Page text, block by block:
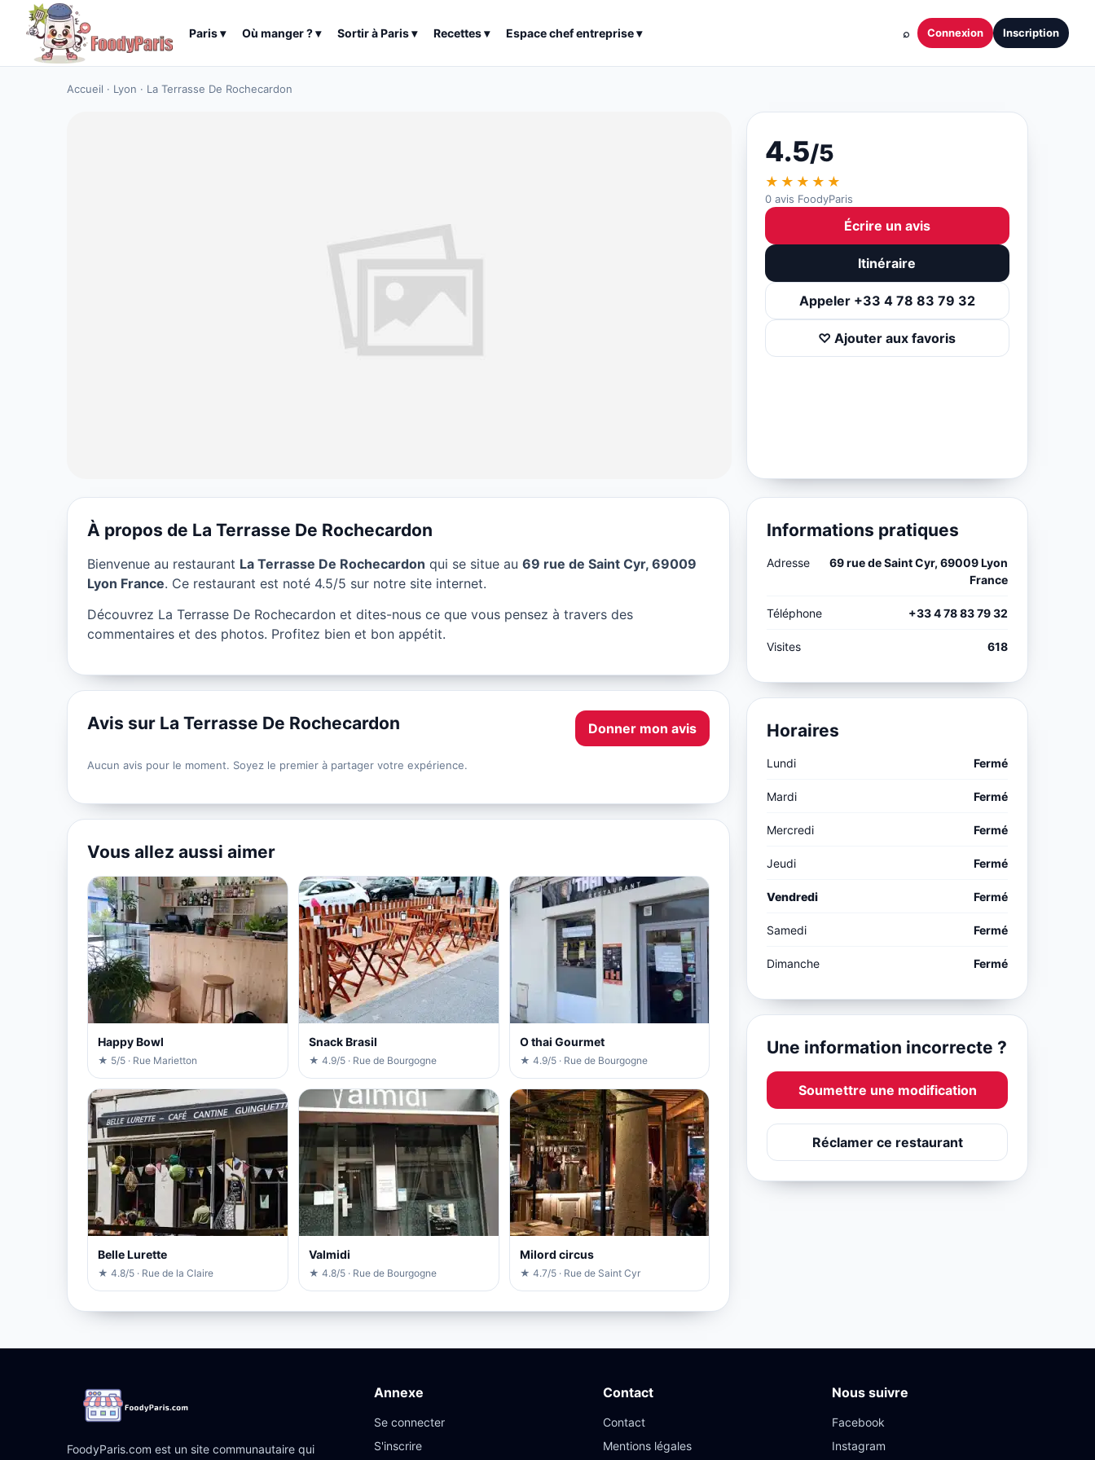
Paris▾ Où manger ?▾ Sortir àParis▾ Recettes▾ Espace chef entreprise▾ ⌕ Connexion Inscription
Accueil · Lyon · La Terrasse De Rochecardon
La Terrasse De Rochecardon à
Lyon
4.5/5
★★★★★
0 avis FoodyParis
Écrire un avis
Itinéraire
Appeler +33 4 78 83 79 32
♡ Ajouter aux favoris
À propos de La Terrasse De Rochecardon
Bienvenue au restaurant La Terrasse De Rochecardon qui se situe au 69 rue de Saint Cyr, 69009
Lyon France. Ce restaurant est noté 4.5/5 sur notre site internet.
Découvrez La Terrasse De Rochecardon et dites-nous ce que vous pensez à travers des
commentaires et des photos. Profitez bien et bon appétit.
Avis sur La Terrasse De Rochecardon Donner mon avis
Aucun avis pour le moment. Soyez le premier à partager votre expérience.
Vous allez aussi aimer
Happy Bowl
★ 5/5 · Rue Marietton
Snack Brasil
★ 4.9/5 · Rue de Bourgogne
O thai Gourmet
★ 4.9/5 · Rue de Bourgogne
Belle Lurette
★ 4.8/5 · Rue de la Claire
Valmidi
★ 4.8/5 · Rue de Bourgogne
Milord circus
★ 4.7/5 · Rue de Saint Cyr
Informations pratiques
Adresse
69 rue de Saint Cyr, 69009 Lyon
France
Téléphone +33 4 78 83 79 32
Visites 618
Horaires
Lundi Fermé
Mardi Fermé
Mercredi Fermé
Jeudi Fermé
Vendredi Fermé
Samedi Fermé
Dimanche Fermé
Une information incorrecte ?
Soumettre une modification
Réclamer ce restaurant
FoodyParis.com est un site communautaire qui
Annexe
Se connecter
S'inscrire
Contact
Contact
Mentions légales
Nous suivre
Facebook
Instagram